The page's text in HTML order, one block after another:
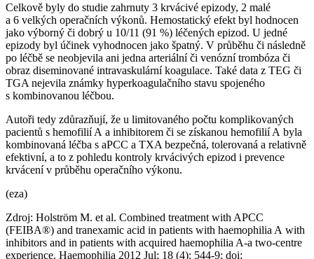
Celkově byly do studie zahrnuty 3 krvácivé epizody, 2 malé
a 6 velkých operačních výkonů. Hemostatický efekt byl hodnocen
jako výborný či dobrý u 10/11 (91 %) léčených epizod. U jedné
epizody byl účinek vyhodnocen jako špatný. V průběhu či následně
po léčbě se neobjevila ani jedna arteriální či venózní trombóza či
obraz diseminované intravaskulární koagulace. Také data z TEG či
TGA nejevila známky hyperkoagulačního stavu spojeného
s kombinovanou léčbou.
Autoři tedy zdůrazňují, že u limitovaného počtu komplikovaných
pacientů s hemofilií A a inhibitorem či se získanou hemofilií A byla
kombinovaná léčba s aPCC a TXA bezpečná, tolerovaná a relativně
efektivní, a to z pohledu kontroly krvácivých epizod i prevence
krvácení v průběhu operačního výkonu.
(eza)
Zdroj: Holström M. et al. Combined treatment with APCC
(FEIBA®) and tranexamic acid in patients with haemophilia A with
inhibitors and in patients with acquired haemophilia A-a two-centre
experience. Haemophilia 2012 Jul; 18 (4): 544-9; doi: